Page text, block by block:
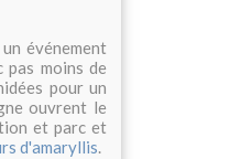
événement
moins de
pour un
ouvrent le
et parc et
d'amaryllis.